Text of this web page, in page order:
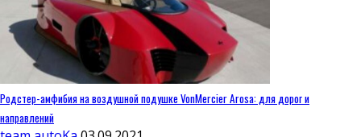
Родстер-амфибия на воздушной подушке VonMercier Arosa: для дорог и
направлений